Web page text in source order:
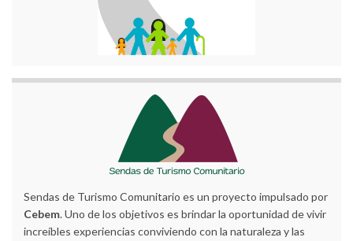
Sendas de Turismo Comunitario es un proyecto impulsado por
Cebem. Uno de los objetivos es brindar la oportunidad de vivir
increíbles experiencias conviviendo con la naturaleza y las